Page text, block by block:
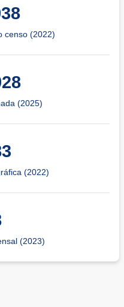
censo (2022)
(2025)
(2022)
(2023)